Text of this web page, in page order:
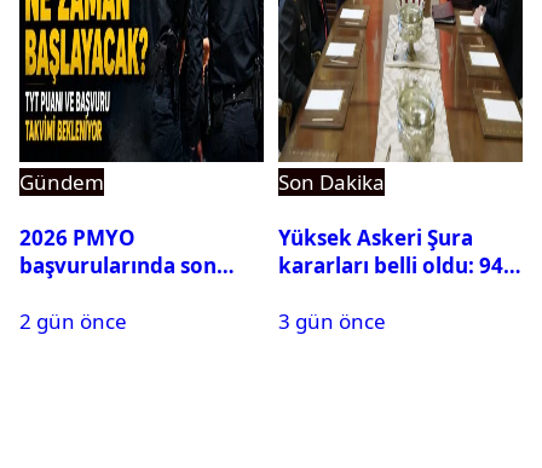
Gündem
2026 PMYO
başvurularında son
2 gün önce
Son Dakika
Yüksek Askeri Şura
kararları belli oldu: 94
3 gün önce